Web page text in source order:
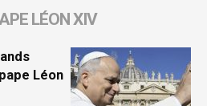
LÉON XIV
Léon